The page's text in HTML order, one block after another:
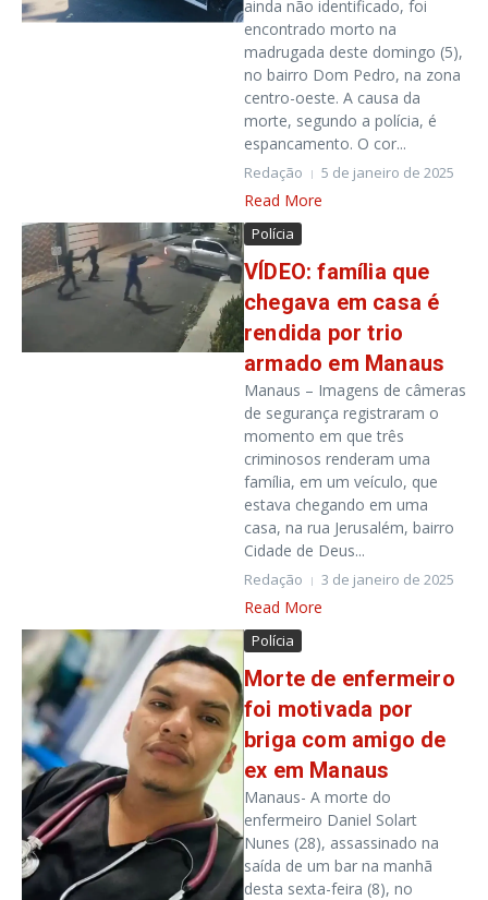
ainda não identificado, foi
encontrado morto na
madrugada deste domingo (5),
no bairro Dom Pedro, na zona
centro-oeste. A causa da
morte, segundo a polícia, é
espancamento. O cor...
Redação 5 de janeiro de 2025
Read More
Polícia
VÍDEO: família que
chegava em casa é
rendida por trio
armado em Manaus
Manaus – Imagens de câmeras
de segurança registraram o
momento em que três
criminosos renderam uma
família, em um veículo, que
estava chegando em uma
casa, na rua Jerusalém, bairro
Cidade de Deus...
Redação 3 de janeiro de 2025
Read More
Polícia
Morte de enfermeiro
foi motivada por
briga com amigo de
ex em Manaus
Manaus- A morte do
enfermeiro Daniel Solart
Nunes (28), assassinado na
saída de um bar na manhã
desta sexta-feira (8), no